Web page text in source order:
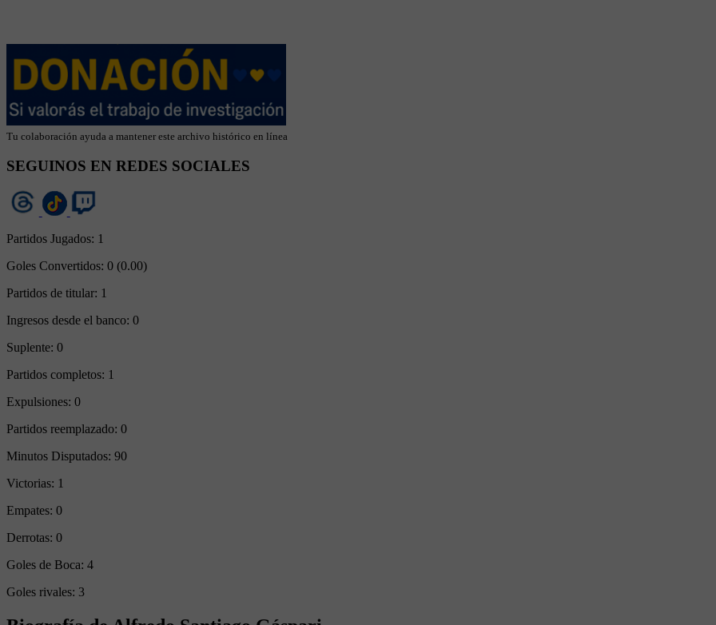
Tu colaboración ayuda a mantener este archivo histórico en línea
SEGUINOS EN REDES SOCIALES
Partidos Jugados: 1
Goles Convertidos: 0 (0.00)
Partidos de titular: 1
Ingresos desde el banco: 0
Suplente: 0
Partidos completos: 1
Expulsiones: 0
Partidos reemplazado: 0
Minutos Disputados: 90
Victorias: 1
Empates: 0
Derrotas: 0
Goles de Boca: 4
Goles rivales: 3